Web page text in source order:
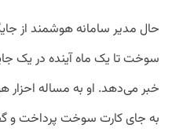
حال مدیر سامانه هوشمند از
سوخت تا یک ماه آینده در یک
خبر می‌دهد. او به مساله احزار
به جای کارت سوخت پرداخت و